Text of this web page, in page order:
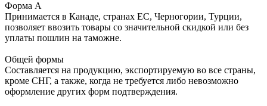
Форма А
Принимается в Канаде, странах ЕС, Черногории, Турции,
позволяет ввозить товары со значительной скидкой или без
уплаты пошлин на таможне.
Общей формы
Составляется на продукцию, экспортируемую во все страны,
кроме СНГ, а также, когда не требуется либо невозможно
оформление других форм подтверждения.